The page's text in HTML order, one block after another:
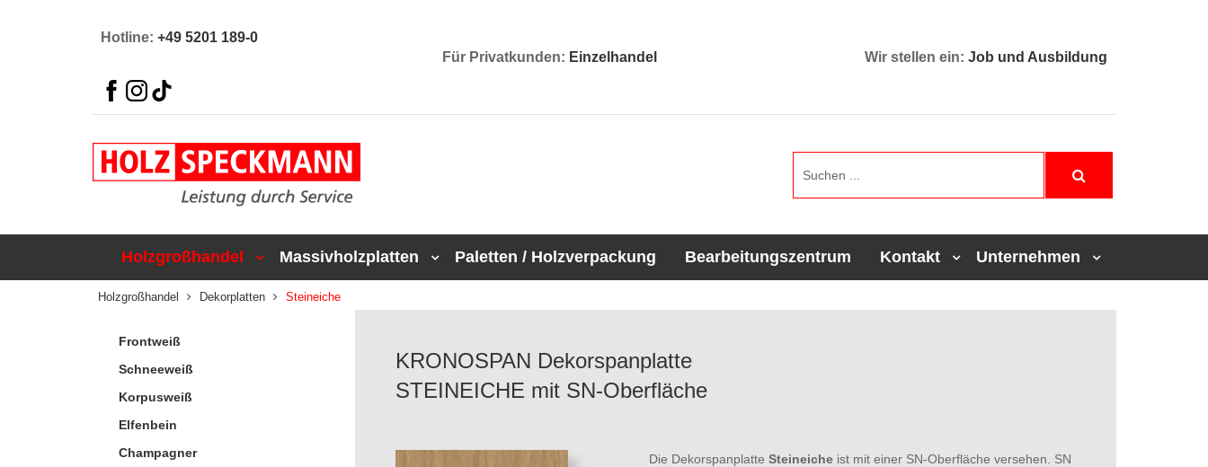
Hotline: +49 5201 189-0
Für Privatkunden: Einzelhandel Wir stellen ein: Job und Ausbildung
Holzgroßhandel Massivholzplatten Paletten / Holzverpackung Bearbeitungszentrum Kontakt Unternehmen
Holzgroßhandel Dekorplatten Steineiche
KRONOSPAN Dekorspanplatte
STEINEICHE mit SN-Oberfläche
Die Dekorspanplatte Steineicheist mit einer SN-Oberfläche versehen. SN
Frontweiß
Schneeweiß
Korpusweiß
Elfenbein
Champagner